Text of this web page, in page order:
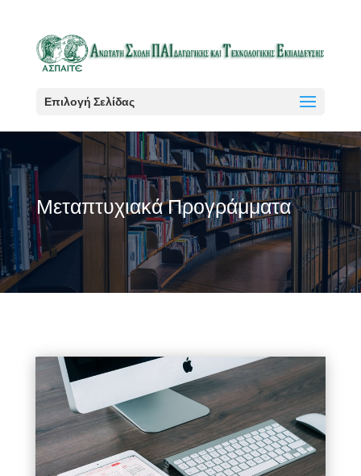
Επιλογή Σελίδας
Μεταπτυχιακά Προγράμματα